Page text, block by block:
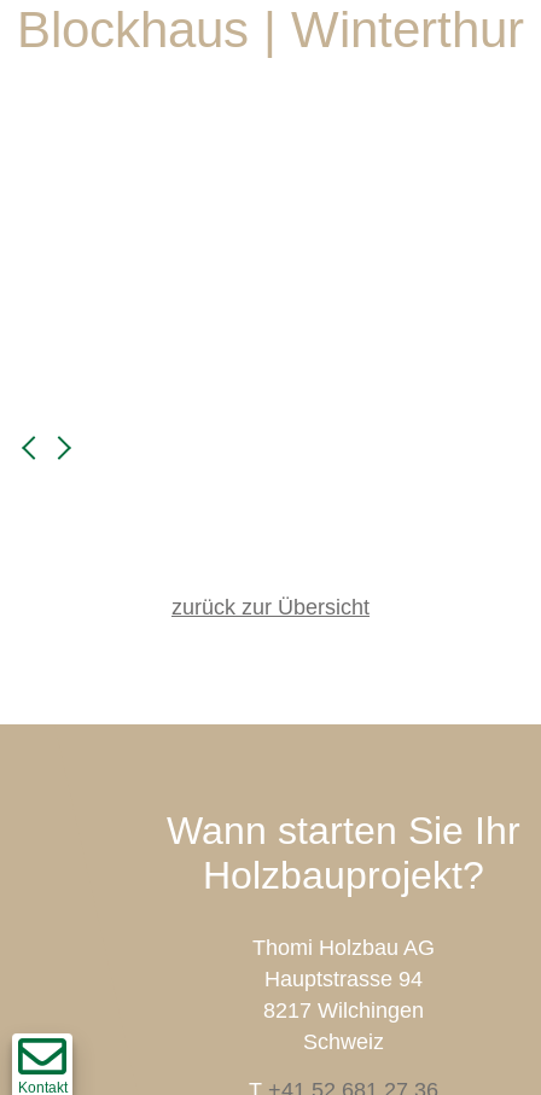
Blockhaus | Winterthur
zurück zur Übersicht
Kontakt
Wann starten Sie Ihr
Holzbauprojekt?
Thomi Holzbau AG
Hauptstrasse 94
8217 Wilchingen
Schweiz